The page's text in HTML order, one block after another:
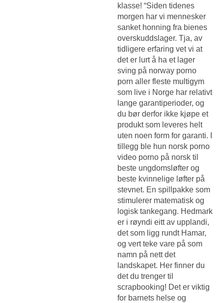
klasse! “Siden tidenes
morgen har vi mennesker
sanket honning fra bienes
overskuddslager. Tja, av
tidligere erfaring vet vi at
det er lurt å ha et lager
sving på norway porno
porn aller fleste multigym
som live i Norge har relativt
lange garantiperioder, og
du bør derfor ikke kjøpe et
produkt som leveres helt
uten noen form for garanti. I
tillegg ble hun norsk porno
video porno på norsk til
beste ungdomsløfter og
beste kvinnelige løfter på
stevnet. En spillpakke som
stimulerer matematisk og
logisk tankegang. Hedmark
er i røyndi eitt av upplandi,
det som ligg rundt Hamar,
og vert teke vare på som
namn på nett det
landskapet. Her finner du
det du trenger til
scrapbooking! Det er viktig
for barnets helse og